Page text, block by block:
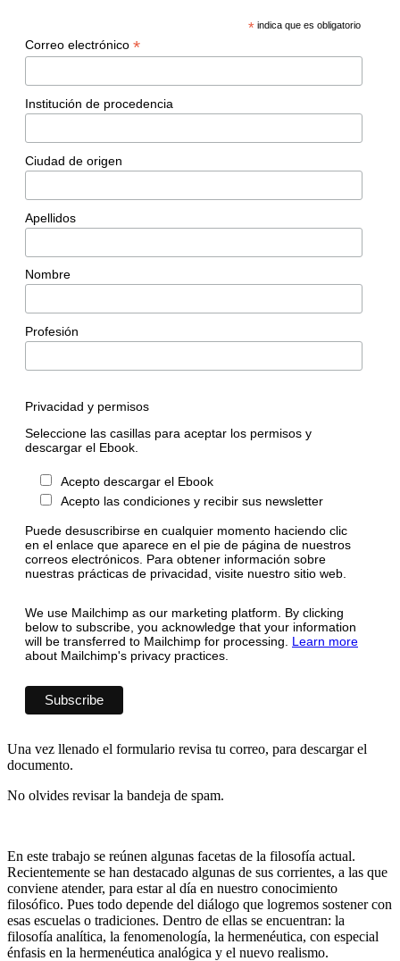
* indica que es obligatorio
Correo electrónico *
Institución de procedencia
Ciudad de origen
Apellidos
Nombre
Profesión
Privacidad y permisos
Seleccione las casillas para aceptar los permisos y
descargar el Ebook.
Acepto descargar el Ebook
Acepto las condiciones y recibir sus newsletter
Puede desuscribirse en cualquier momento haciendo clic
en el enlace que aparece en el pie de página de nuestros
correos electrónicos. Para obtener información sobre
nuestras prácticas de privacidad, visite nuestro sitio web.
We use Mailchimp as our marketing platform. By clicking
below to subscribe, you acknowledge that your information
will be transferred to Mailchimp for processing. Learn more
about Mailchimp's privacy practices.
Una vez llenado el formulario revisa tu correo, para descargar el
documento.
No olvides revisar la bandeja de spam.
En este trabajo se reúnen algunas facetas de la filosofía actual.
Recientemente se han destacado algunas de sus corrientes, a las que
conviene atender, para estar al día en nuestro conocimiento
filosófico. Pues todo depende del diálogo que logremos sostener con
esas escuelas o tradiciones. Dentro de ellas se encuentran: la
filosofía analítica, la fenomenología, la hermenéutica, con especial
énfasis en la hermenéutica analógica y el nuevo realismo.